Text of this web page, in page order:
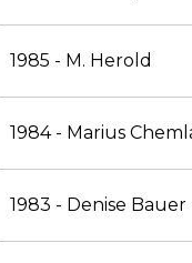
1985 - M. Herold
1984 - Marius
1983 - Denise Bauer